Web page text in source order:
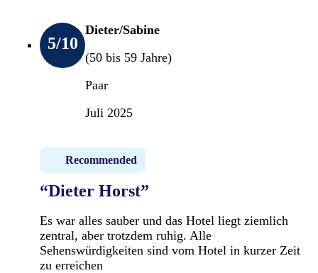
5/10
Dieter/Sabine
(50 bis 59 Jahre)
Paar
Juli 2025
Recommended
“Dieter Horst”
Es war alles sauber und das Hotel liegt ziemlich
zentral, aber trotzdem ruhig. Alle
Sehenswürdigkeiten sind vom Hotel in kurzer Zeit
zu erreichen